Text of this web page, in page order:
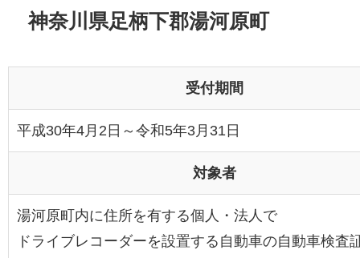
神奈川県足柄下郡湯河原町
受付期間
平成30年4月2日～令和5年3月31日
対象者
湯河原町内に住所を有する個人・法人で
ドライブレコーダーを設置する自動車の自動車検査